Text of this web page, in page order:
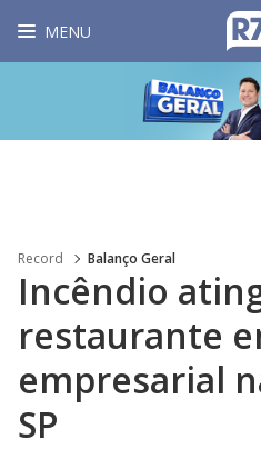
MENU
Record Balanço Geral
Incêndio
restaurante
empresarial
SP